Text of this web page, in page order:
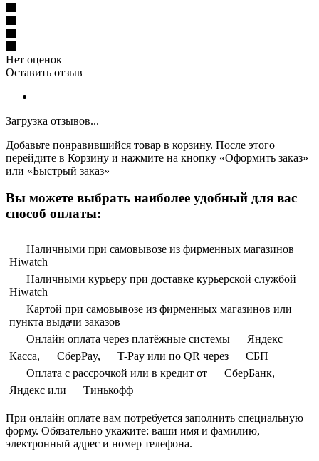
Нет оценок
Оставить отзыв
Загрузка отзывов...
Добавьте понравившийся товар в корзину. После этого
перейдите в Корзину и нажмите на кнопку «Оформить заказ»
или «Быстрый заказ»
Вы можете выбрать наиболее удобный для вас
способ оплаты:
Наличными при самовывозе из фирменных магазинов
Hiwatch
Наличными курьеру при доставке курьерской службой
Hiwatch
Картой при самовывозе из фирменных магазинов или
пункта выдачи заказов
Онлайн оплата через платёжные системы
Яндекс
Касса,
СберPay, T-Pay или по QR через
СБП
Оплата с рассрочкой или в кредит от
СберБанк,
Яндекс или
Тинькофф
При онлайн оплате вам потребуется заполнить специальную
форму. Обязательно укажите: ваши имя и фамилию,
электронный адрес и номер телефона.